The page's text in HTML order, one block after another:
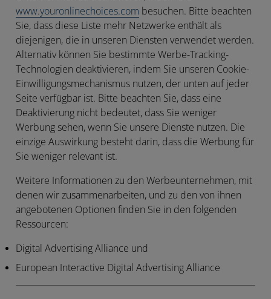
www.youronlinechoices.com besuchen. Bitte beachten
Sie, dass diese Liste mehr Netzwerke enthält als
diejenigen, die in unseren Diensten verwendet werden.
Alternativ können Sie bestimmte Werbe-Tracking-
Technologien deaktivieren, indem Sie unseren Cookie-
Einwilligungsmechanismus nutzen, der unten auf jeder
Seite verfügbar ist. Bitte beachten Sie, dass eine
Deaktivierung nicht bedeutet, dass Sie weniger
Werbung sehen, wenn Sie unsere Dienste nutzen. Die
einzige Auswirkung besteht darin, dass die Werbung für
Sie weniger relevant ist.
Weitere Informationen zu den Werbeunternehmen, mit
denen wir zusammenarbeiten, und zu den von ihnen
angebotenen Optionen finden Sie in den folgenden
Ressourcen:
Digital Advertising Alliance und
European Interactive Digital Advertising Alliance